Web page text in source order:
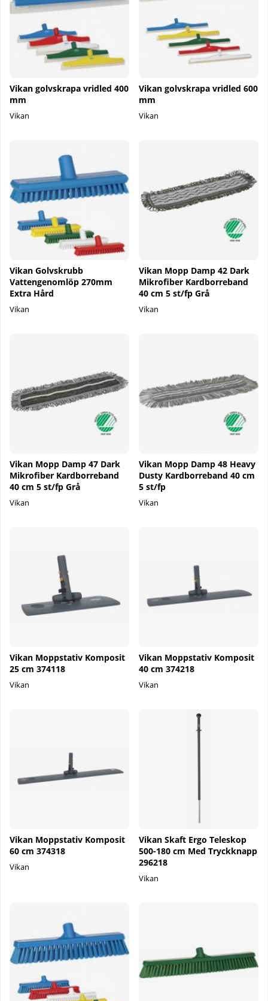
Vikan golvskrapa vridled 400
mm
Vikan
Vikan golvskrapa vridled 600
mm
Vikan
Vikan Golvskrubb
Vattengenomlöp 270mm
Extra Hård
Vikan
Vikan Mopp Damp 42 Dark
Mikrofiber Kardborreband
40 cm 5 st/fp Grå
Vikan
Vikan Mopp Damp 47 Dark
Mikrofiber Kardborreband
40 cm 5 st/fp Grå
Vikan
Vikan Mopp Damp 48 Heavy
Dusty Kardborreband 40 cm
5 st/fp
Vikan
Vikan Moppstativ Komposit
25 cm 374118
Vikan
Vikan Moppstativ Komposit
40 cm 374218
Vikan
Vikan Moppstativ Komposit
60 cm 374318
Vikan
Vikan Skaft Ergo Teleskop
500-180 cm Med Tryckknapp
296218
Vikan